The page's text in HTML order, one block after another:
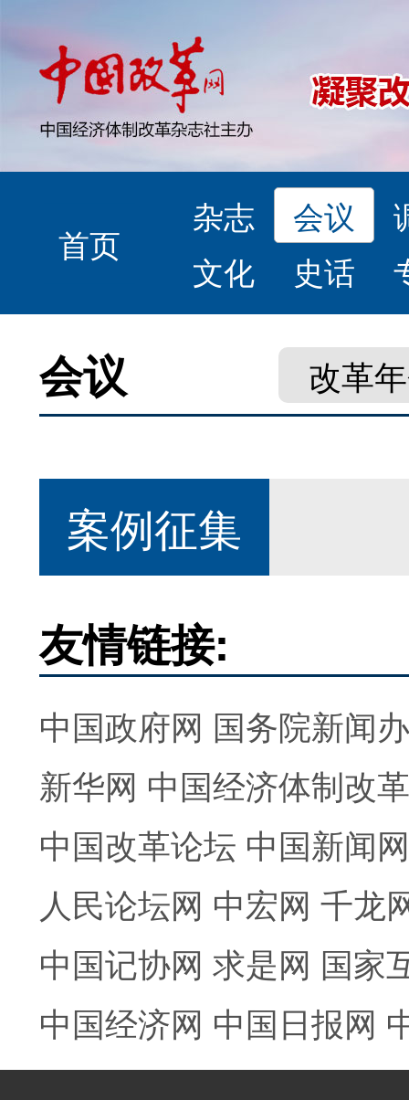
首页
杂志 会议
文化
史话
会议 改革
案例征集
友情链接:
中国政府网 国务院新闻
新华网 中国经济体制改
中国改革论坛 中国新闻网
人民论坛网 中宏网 千龙
中国记协网 求是网 国家
中国经济网 中国日报网